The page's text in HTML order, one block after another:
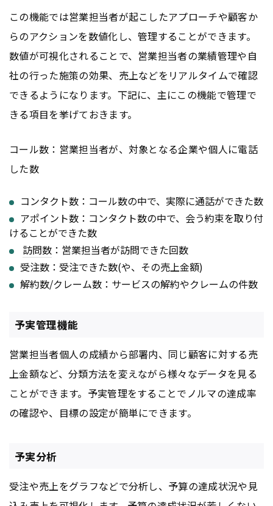
この機能では営業担当者が起こしたアプローチや顧客か
らのアクションを数値化し、管理することができます。
数値が可視化されることで、営業担当者の業績管理や自
社の行った施策の効果、売上などをリアルタイムで確認
できるようになります。下記に、主にこの機能で管理で
きる項目を挙げておきます。
コール数：営業担当者が、対象となる企業や個人に電話
した数
コンタクト数：コール数の中で、実際に通話ができた数
アポイント数：コンタクト数の中で、会う約束を取り付
けることができた数
訪問数 ：営業担当者が訪問できた回数
受注数：受注できた数(や、その売上金額)
解約数/クレーム数：サービスの解約やクレームの件数
予実管理機能
営業担当者個人の成績から部署内、同じ顧客に対する売
上金額など、分類方法を変えながら様々なデータを見る
ことができます。予実管理をすることでノルマの達成率
の確認や、目標の設定が簡単にできます。
予実分析
受注や売上をグラフなどで分析し、予算の達成状況や見